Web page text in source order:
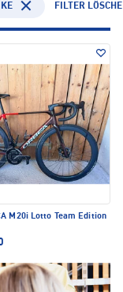
FILTER
M20i Lotto Team Edition